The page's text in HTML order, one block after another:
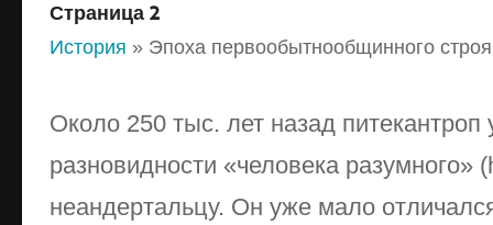
Страница 2
История » Эпоха первообытнообщинного строя
Около 250 тыс. лет назад питекантроп
разновидности «человека разумного»
неандертальцу. Он уже мало